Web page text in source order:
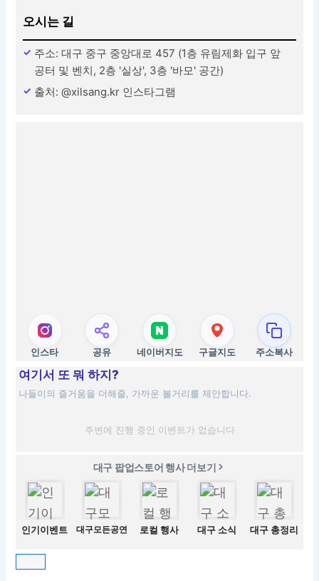
오시는 길
주소: 대구 중구 중앙대로 457 (1층 유림제화 입구 앞
공터 및 벤치, 2층 '실상', 3층 '바모' 공간)
출처: @xilsang.kr 인스타그램
인스타 공유 네이버지도 구글지도 주소복사
여기서 또 뭐 하지?
나들이의 즐거움을 더해줄, 가까운 볼거리를 제안합니다.
주변에 진행 중인 이벤트가 없습니다
대구 팝업스토어 행사 더보기
인기이벤트 대구모든공연 로컬 행사 대구 소식 대구 총정리